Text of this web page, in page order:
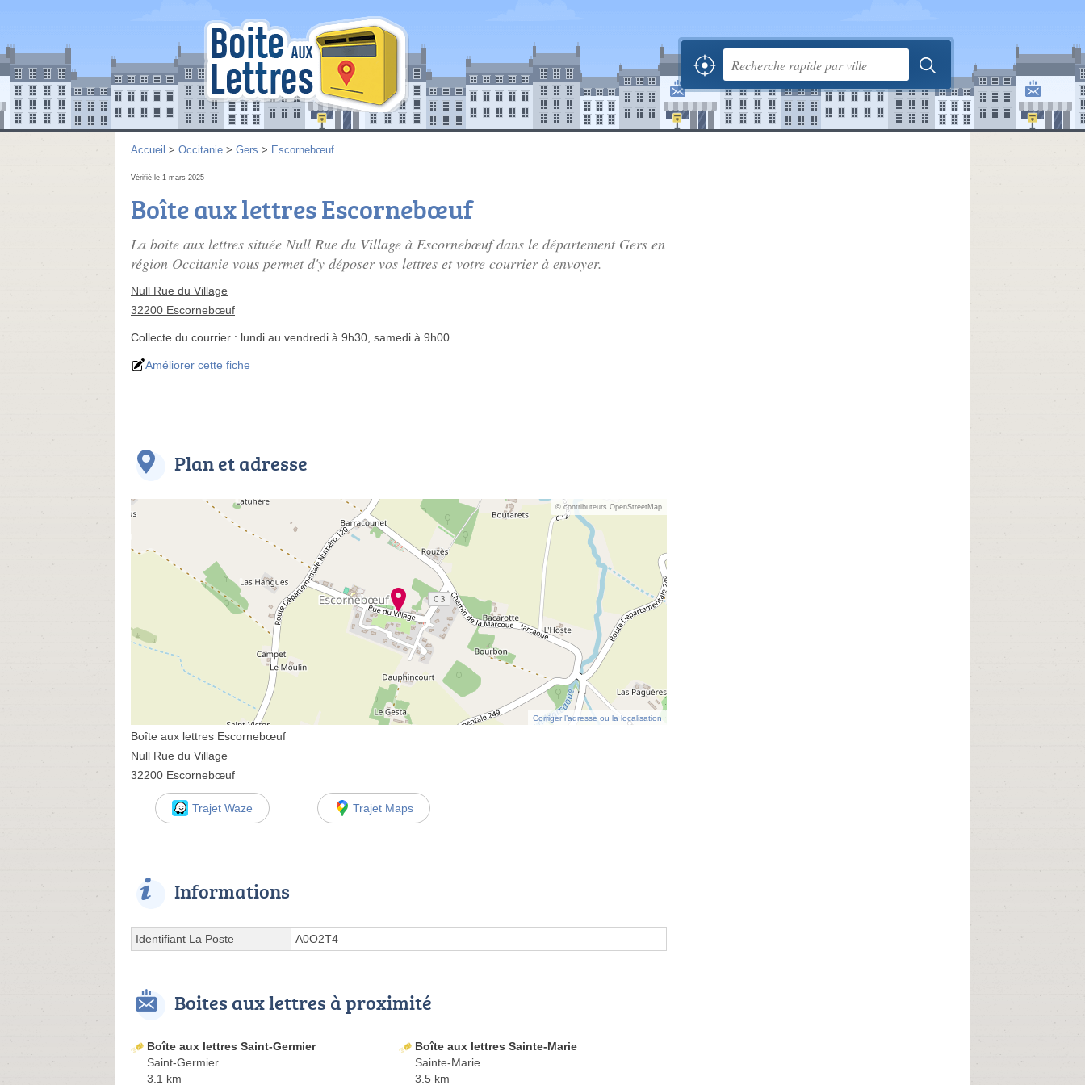
Accueil > Occitanie > Gers > Escornebœuf
Vérifié le 1 mars 2025
Boîte aux lettres Escornebœuf
La boite aux lettres située Null Rue du Village à Escornebœuf dans le département Gers en
région Occitanie vous permet d'y déposer vos lettres et votre courrier à envoyer.
Null Rue du Village
32200 Escornebœuf
Collecte du courrier : lundi au vendredi à 9h30, samedi à 9h00
Améliorer cette fiche
Plan et adresse
© contributeurs OpenStreetMap
Corriger l’adresse ou la localisation
Boîte aux lettres Escornebœuf
Null Rue du Village
32200 Escornebœuf
Trajet Waze Trajet Maps
Informations
Identifiant La Poste A0O2T4
Boites aux lettres à proximité
Boîte aux lettres Saint-Germier
Saint-Germier
3.1 km
Boîte aux lettres Sainte-Marie
Sainte-Marie
3.5 km